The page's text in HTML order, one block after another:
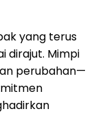
yang terus
dirajut. Mimpi
perubahan—